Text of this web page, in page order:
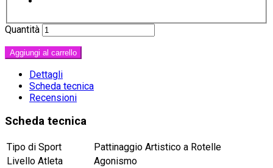
Quantità
Aggiungi al carrello
Dettagli
Scheda tecnica
Recensioni
Scheda tecnica
Tipo di Sport
Pattinaggio Artistico a Rotelle
Livello Atleta
Agonismo